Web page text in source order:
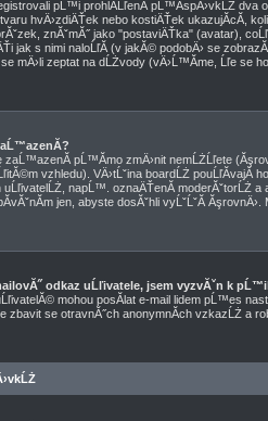
pĹ™i prohlĂ­ĹľenĂ­ pĹ™Ă­spÄ›vkĹŻ dva
hvÄ›zdiÄŤek nebo kostiÄŤek ukazujĂ­cĂ­,
znĂˇmĂ˝ jako "postaviÄŤka" (avatar),
jak s nimi naloĹľĂ­ (v jakĂ© podobÄ› se
mÄ›li zeptat na dĹŻvody (vÄ›Ĺ™Ă­me, Ĺľe se
zaĹ™azenĂ­ pĹ™Ă­mo zmÄ›nit nemĹŻĹľete
vzhledu). VÄ›tĹˇina boardĹŻ pouĹľĂ­vajĂ­
uĹľivatelĹŻ, napĹ™. oznaÄŤenĂ­ moderĂˇtorĹŻ
jen, abyste dosĂˇhli vyĹˇĹˇĂ­
odkaz uĹľivatele, jsem vyzvĂˇn k
mohou posĂ­lat e-mail lidem pĹ™es
zbavit se otravnĂ˝ch anonymnĂ­ch vzkazĹŻ a